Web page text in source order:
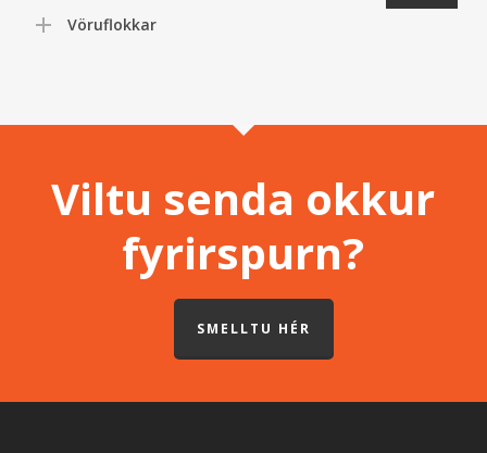
Vöruflokkar
Viltu senda okkur
fyrirspurn?
SMELLTU HÉR